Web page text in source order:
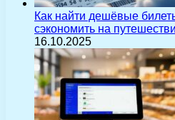
Как найти дешёвые
сэкономить на
16.10.2025